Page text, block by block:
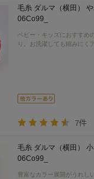
毛糸 ダルマ（横田）
06Co99_
ベビー・キッズにおすすめ
り。お洗濯しても縮みにく
7件
毛糸 ダルマ（横田）
06Co99_
豊富なカラー展開がうれし